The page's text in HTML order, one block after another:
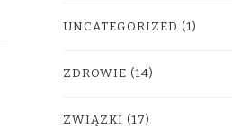
UNCATEGORIZED (1)
ZDROWIE (14)
ZWIĄZKI (17)